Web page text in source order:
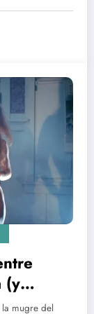
(y
la mugre del